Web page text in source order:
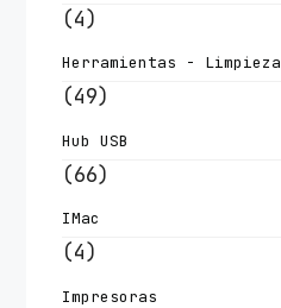
(4)
Herramientas - Limpieza
(49)
Hub USB
(66)
IMac
(4)
Impresoras